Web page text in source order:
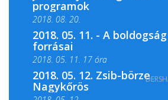
programok
2018. 08. 20.
2018. 05. 11. - A boldogság
forrásai
2018. 05. 11. 17 óra
2018. 05. 11. 19 óra
2018. 05. 12. Zsib-börze
Nagykőrös